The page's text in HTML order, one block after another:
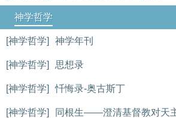
神学哲学
[神学哲学] 神学年刊
[神学哲学] 思想录
[神学哲学] 忏悔录-奥古斯丁
[神学哲学] 同根生——澄清基督教对天